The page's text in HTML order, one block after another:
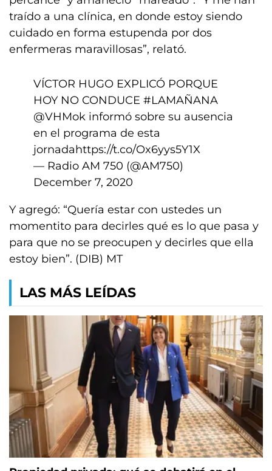
traído a una clínica, en donde estoy siendo
cuidado en forma estupenda por dos
enfermeras maravillosas”, relató.
VÍCTOR HUGO EXPLICÓ PORQUE
HOY NO CONDUCE #LAMAÑANA
@VHMok informó sobre su ausencia
en el programa de esta
jornadahttps://t.co/Ox6yys5Y1X
— Radio AM 750 (@AM750)
December 7, 2020
Y agregó: “Quería estar con ustedes un
momentito para decirles qué es lo que pasa y
para que no se preocupen y decirles que ella
estoy bien”. (DIB) MT
LAS MÁS LEÍDAS